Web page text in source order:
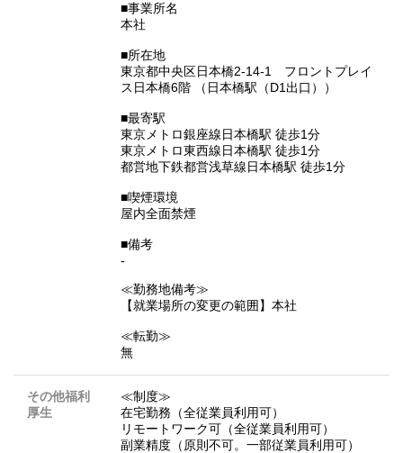
■事業所名
本社
■所在地
東京都中央区日本橋2-14-1 フロントプレイ
ス日本橋6階 （日本橋駅（D1出口））
■最寄駅
東京メトロ銀座線日本橋駅 徒歩1分
東京メトロ東西線日本橋駅 徒歩1分
都営地下鉄都営浅草線日本橋駅 徒歩1分
■喫煙環境
屋内全面禁煙
■備考
-
≪勤務地備考≫
【就業場所の変更の範囲】本社
≪転勤≫
無
その他福利
厚生
≪制度≫
在宅勤務（全従業員利用可）
リモートワーク可（全従業員利用可）
副業精度（原則不可。一部従業員利用可）